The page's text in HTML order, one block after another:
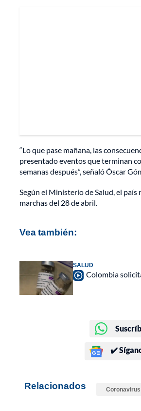
“Lo que pase mañana, las
presentado eventos que terminan
semanas después”, señaló Óscar
Según el Ministerio de Salud, el
marchas del 28 de abril.
Vea también:
SALUD
Colombia
✔️
Relacionados Coronavirus